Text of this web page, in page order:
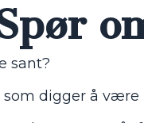
sant?
digger å være